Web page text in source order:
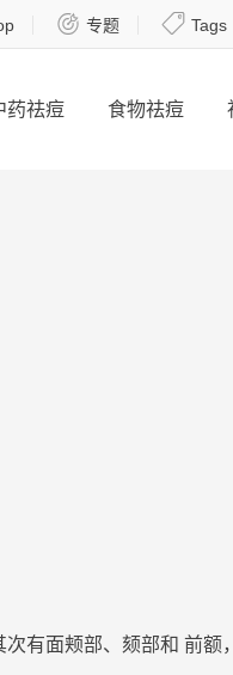
 专题  Tags
药祛痘 食物祛痘
有面颊部、颏部和 前额